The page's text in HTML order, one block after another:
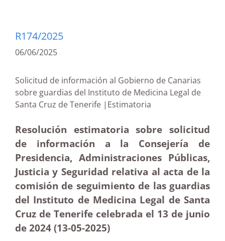
R174/2025
06/06/2025
Solicitud de información al Gobierno de Canarias
sobre guardias del Instituto de Medicina Legal de
Santa Cruz de Tenerife |Estimatoria
Resolución estimatoria sobre solicitud
de información a la Consejería de
Presidencia, Administraciones Públicas,
Justicia y Seguridad relativa al acta de la
comisión de seguimiento de las guardias
del Instituto de Medicina Legal de Santa
Cruz de Tenerife celebrada el 13 de junio
de 2024 (13-05-2025)